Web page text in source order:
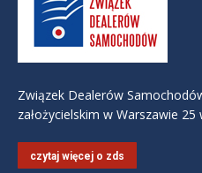
Związek Dealerów
założycielskim w Warszawie
czytaj więcej o zds